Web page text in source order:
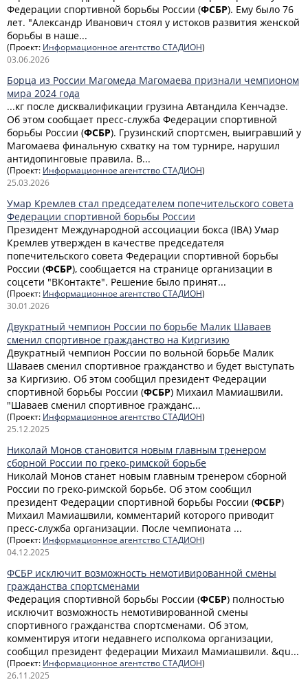
Федерации спортивной борьбы России (ФСБР). Ему было 76
лет. "Александр Иванович стоял у истоков развития женской
борьбы в наше...
(Проект: Информационное агентство СТАДИОН)
03.06.2026
Борца из России Магомеда Магомаева признали чемпионом
мира 2024 года
...кг после дисквалификации грузина Автандила Кенчадзе.
Об этом сообщает пресс-служба Федерации спортивной
борьбы России (ФСБР). Грузинский спортсмен, выигравший у
Магомаева финальную схватку на том турнире, нарушил
антидопинговые правила. В...
(Проект: Информационное агентство СТАДИОН)
25.03.2026
Умар Кремлев стал председателем попечительского совета
Федерации спортивной борьбы России
Президент Международной ассоциации бокса (IBA) Умар
Кремлев утвержден в качестве председателя
попечительского совета Федерации спортивной борьбы
России (ФСБР), сообщается на странице организации в
соцсети "ВКонтакте". Решение было принят...
(Проект: Информационное агентство СТАДИОН)
30.01.2026
Двукратный чемпион России по борьбе Малик Шаваев
сменил спортивное гражданство на Киргизию
Двукратный чемпион России по вольной борьбе Малик
Шаваев сменил спортивное гражданство и будет выступать
за Киргизию. Об этом сообщил президент Федерации
спортивной борьбы России (ФСБР) Михаил Мамиашвили.
"Шаваев сменил спортивное гражданс...
(Проект: Информационное агентство СТАДИОН)
25.12.2025
Николай Монов становится новым главным тренером
сборной России по греко-римской борьбе
Николай Монов станет новым главным тренером сборной
России по греко-римской борьбе. Об этом сообщил
президент Федерации спортивной борьбы России (ФСБР)
Михаил Мамиашвили, комментарий которого приводит
пресс-служба организации. После чемпионата ...
(Проект: Информационное агентство СТАДИОН)
04.12.2025
ФСБР исключит возможность немотивированной смены
гражданства спортсменами
Федерация спортивной борьбы России (ФСБР) полностью
исключит возможность немотивированной смены
спортивного гражданства спортсменами. Об этом,
комментируя итоги недавнего исполкома организации,
сообщил президент федерации Михаил Мамиашвили. &qu...
(Проект: Информационное агентство СТАДИОН)
26.11.2025